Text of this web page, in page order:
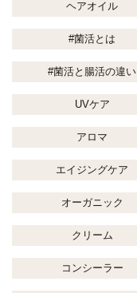
ヘアオイル
#菌活とは
#菌活と腸活の違い
UVケア
アロマ
エイジングケア
オーガニック
クリーム
コンシーラー